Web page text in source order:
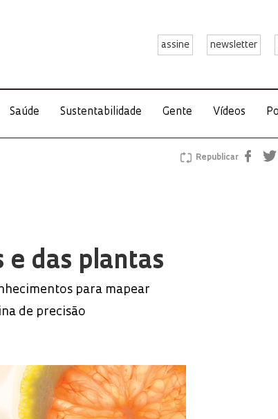
assine newsletter
Saúde Sustentabilidade Gente Vídeos
Republicar
e das plantas
para mapear
de precisão